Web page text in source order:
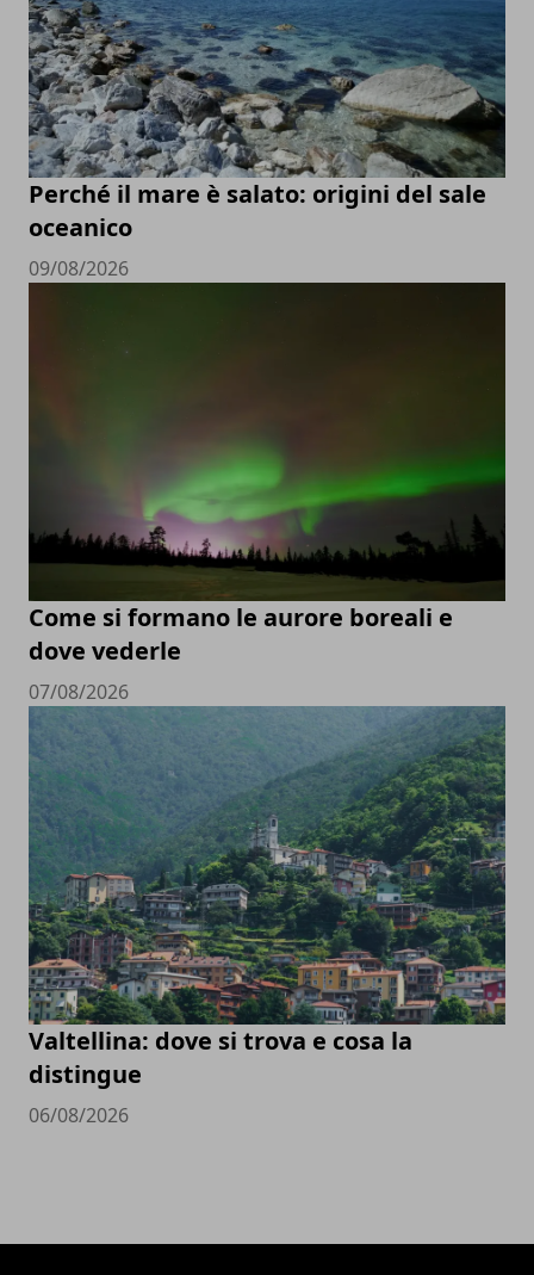
Perché il mare è salato: origini del sale
oceanico
09/08/2026
Come si formano le aurore boreali e
dove vederle
07/08/2026
Valtellina: dove si trova e cosa la
distingue
06/08/2026